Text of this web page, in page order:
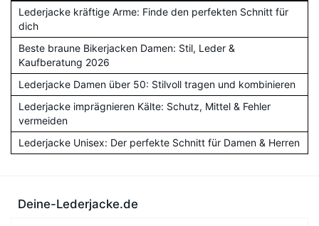
Lederjacke kräftige Arme: Finde den perfekten Schnitt für
dich
Beste braune Bikerjacken Damen: Stil, Leder &
Kaufberatung 2026
Lederjacke Damen über 50: Stilvoll tragen und kombinieren
Lederjacke imprägnieren Kälte: Schutz, Mittel & Fehler
vermeiden
Lederjacke Unisex: Der perfekte Schnitt für Damen & Herren
Deine-Lederjacke.de